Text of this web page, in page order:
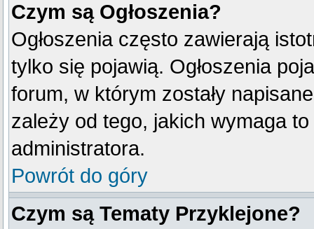
Czym są Ogłoszenia?
Ogłoszenia często zawierają
tylko się pojawią. Ogłoszenia
forum, w którym zostały
zależy od tego, jakich wymaga
administratora.
Powrót do góry
Czym są Tematy Przyklejone?